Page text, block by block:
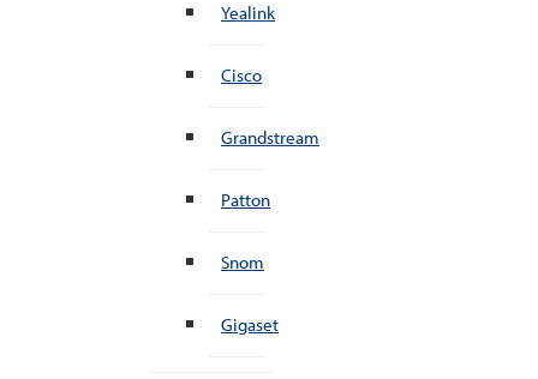
Yealink
Cisco
Grandstream
Patton
Snom
Gigaset